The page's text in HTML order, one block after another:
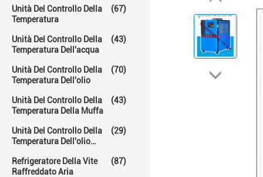
Unità Del Controllo Della
Temperatura
(67)
Unità Del Controllo Della
Temperatura Dell'acqua
(43)
Unità Del Controllo Della
Temperatura Dell'olio
(70)
Unità Del Controllo Della
Temperatura Della Muffa
(43)
Unità Del Controllo Della
Temperatura Dell'olio
(29)
Refrigeratore Della Vite
Raffreddato Aria
(87)